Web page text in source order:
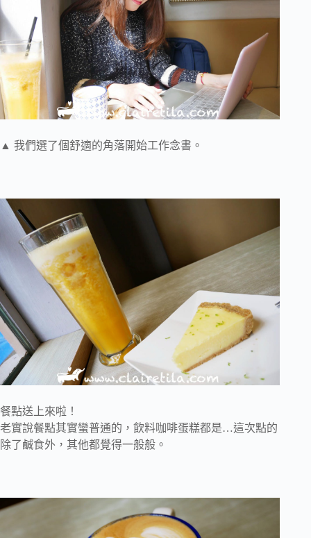
▲ 我們選了個舒適的角落開始工作念書。
餐點送上來啦！
老實說餐點其實蠻普通的，飲料咖啡蛋糕都是…這次點的
除了鹹食外，其他都覺得一般般。